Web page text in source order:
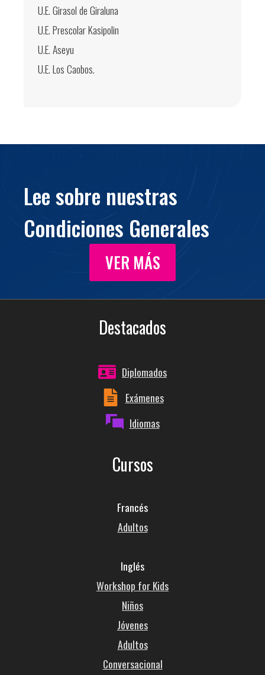
U.E. Girasol de Giraluna
U.E. Prescolar Kasipolin
U.E. Aseyu
U.E. Los Caobos.
Lee sobre nuestras
Condiciones Generales
VER MÁS
Destacados
Diplomados
Exámenes
Idiomas
Cursos
Francés
Adultos
Inglés
Workshop for Kids
Niños
Jóvenes
Adultos
Conversacional